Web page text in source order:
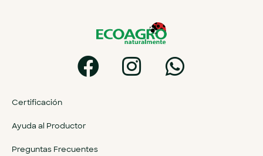
Certificación
Ayuda al Productor
Preguntas Frecuentes